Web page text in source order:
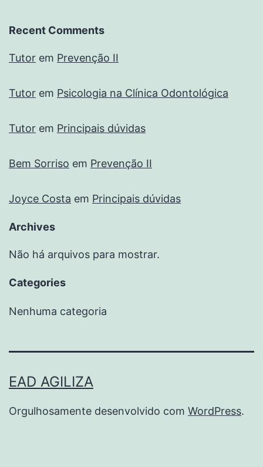
Recent Comments
Tutor em Prevenção II
Tutor em Psicologia na Clínica Odontológica
Tutor em Principais dúvidas
Bem Sorriso em Prevenção II
Joyce Costa em Principais dúvidas
Archives
Não há arquivos para mostrar.
Categories
Nenhuma categoria
EAD AGILIZA
Orgulhosamente desenvolvido com WordPress.